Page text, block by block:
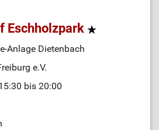
Eschholzpark
Anlage Dietenbach
e.V.
bis 20:00